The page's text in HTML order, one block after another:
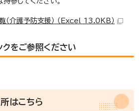
（介護予防支援） （Excel 13.0KB）
をご参照ください
はこちら